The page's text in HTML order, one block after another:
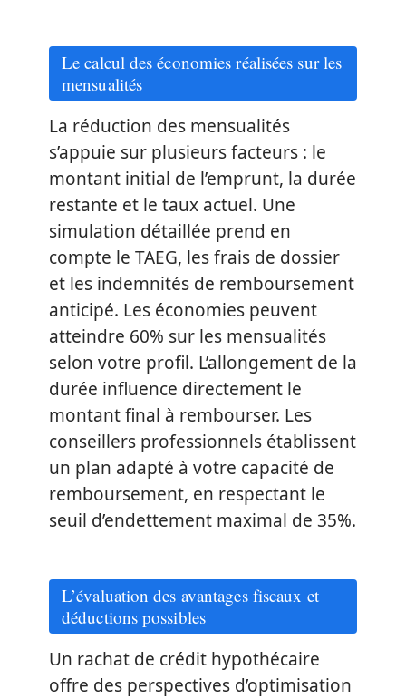
Le calcul des économies réalisées sur les
mensualités
La réduction des mensualités
s’appuie sur plusieurs facteurs : le
montant initial de l’emprunt, la durée
restante et le taux actuel. Une
simulation détaillée prend en
compte le TAEG, les frais de dossier
et les indemnités de remboursement
anticipé. Les économies peuvent
atteindre 60% sur les mensualités
selon votre profil. L’allongement de la
durée influence directement le
montant final à rembourser. Les
conseillers professionnels établissent
un plan adapté à votre capacité de
remboursement, en respectant le
seuil d’endettement maximal de 35%.
L’évaluation des avantages fiscaux et
déductions possibles
Un rachat de crédit hypothécaire
offre des perspectives d’optimisation